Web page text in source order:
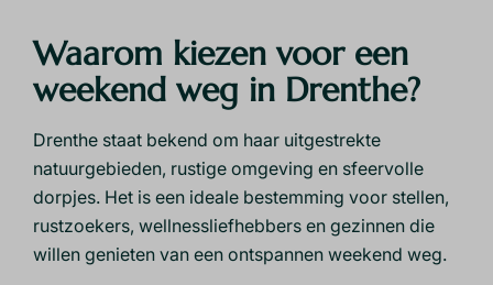
Waarom kiezen voor een
weekend weg in Drenthe?
Drenthe staat bekend om haar uitgestrekte
natuurgebieden, rustige omgeving en sfeervolle
dorpjes. Het is een ideale bestemming voor stellen,
rustzoekers, wellnessliefhebbers en gezinnen die
willen genieten van een ontspannen weekend weg.